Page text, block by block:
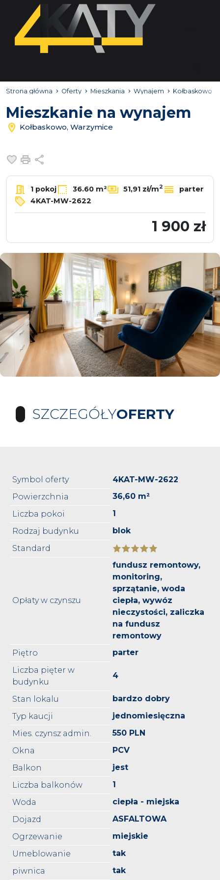
Strona główna Oferty Mieszkania Wynajem Kołbaskowo
Mieszkanie na wynajem
Kołbaskowo, Warzymice
Dodaj do ulubionych
Drukuj
1 pokoj 36.60 m² 51,91 zł/m2
parter
4KAT-MW-2622
1 900 zł
SZCZEGÓŁYOFERTY
Symbol oferty
4KAT-MW-2622
Powierzchnia
36,60 m²
Liczba pokoi
1
Rodzaj budynku
blok
Standard
Opłaty w czynszu
fundusz remontowy,
monitoring,
sprzątanie, woda
ciepła, wywóz
nieczystości, zaliczka
na fundusz
remontowy
Piętro
parter
Liczba pięter w
budynku
4
Stan lokalu
bardzo dobry
Typ kaucji
jednomiesięczna
Mies. czynsz admin.
550 PLN
Okna
PCV
Balkon
jest
Liczba balkonów
1
Woda
ciepła - miejska
Dojazd
ASFALTOWA
Ogrzewanie
miejskie
Umeblowanie
tak
piwnica
tak